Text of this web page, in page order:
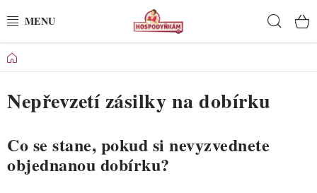
na
POTŘEBY
POMŮCKY
DEKORACE
Domů
Nepřevzetí zásilky na dobírku
Co se stane, pokud si nevyzvednete
objednanou dobírku?